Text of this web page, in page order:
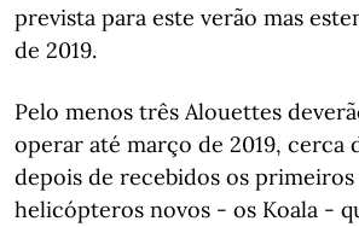
prevista para este verão mas
de 2019.
Pelo menos três Alouettes
operar até março de 2019, cerca
depois de recebidos os
helicópteros novos - os Koala -